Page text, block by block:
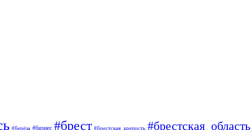
#берёза #бизнес #брест #брестская_крепость #брестская_область